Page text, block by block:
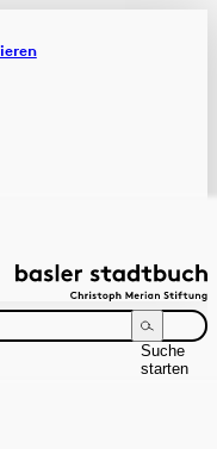
Suche
starten